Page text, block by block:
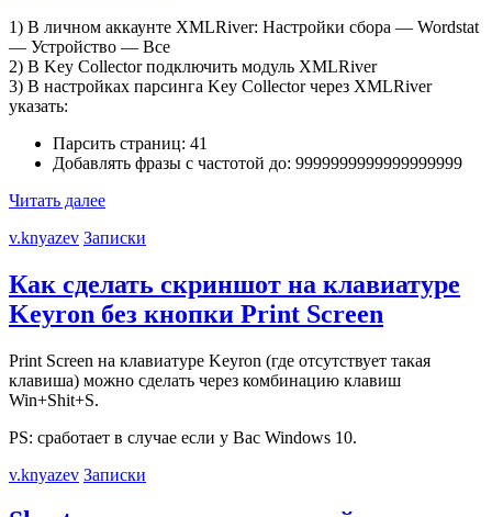
1) В личном аккаунте XMLRiver: Настройки сбора — Wordstat
— Устройство — Все
2) В Key Collector подключить модуль XMLRiver
3) В настройках парсинга Key Collector через XMLRiver
указать:
Парсить страниц: 41
Добавлять фразы с частотой до: 9999999999999999999
Читать далее
v.knyazev Записки
Как сделать скриншот на клавиатуре
Keyron без кнопки Print Screen
Print Screen на клавиатуре Keyron (где отсутствует такая
клавиша) можно сделать через комбинацию клавиш
Win+Shit+S.
PS: сработает в случае если у Вас Windows 10.
v.knyazev Записки